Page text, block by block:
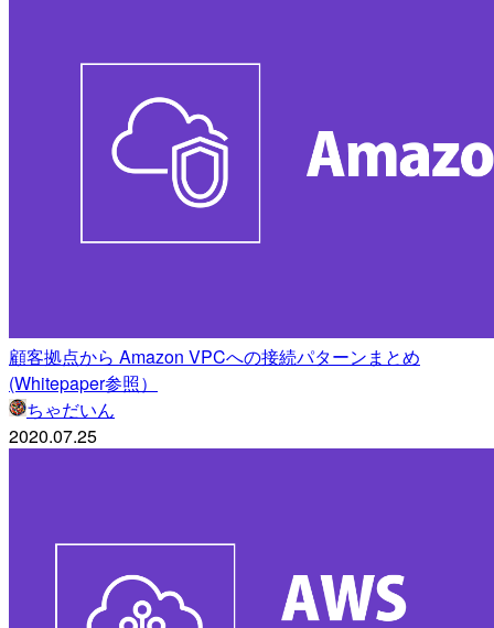
顧客拠点から Amazon VPCへの接続パターンまとめ
(Whitepaper参照）
ちゃだいん
2020.07.25